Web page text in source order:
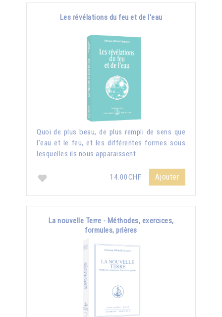
Les révélations du feu et de l'eau
Quoi de plus beau, de plus rempli de sens que
l’eau et le feu, et les différentes formes sous
lesquelles ils nous apparaissent.
14.00CHF Ajouter
La nouvelle Terre - Méthodes, exercices,
formules, prières